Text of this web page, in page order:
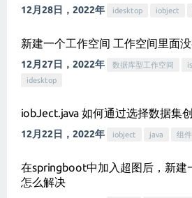
12月28日，2022年 idesktop iobject
新建一个工作空间 工作空间里面
12月27日，2022年 数据库型工作空间
idesktop
iobJect.java 如何通过选择数据集
12月22日，2022年 iobject java 组件
在springboot中加入超图后，新建
怎么解决